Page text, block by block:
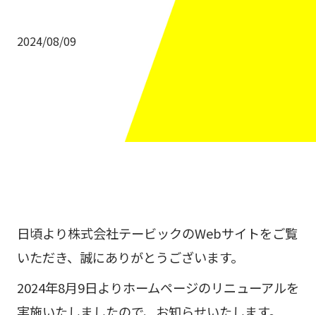
2024/08/09
日頃より株式会社テービックのWebサイトをご覧
いただき、誠にありがとうございます。
2024年8月9日よりホームページのリニューアルを